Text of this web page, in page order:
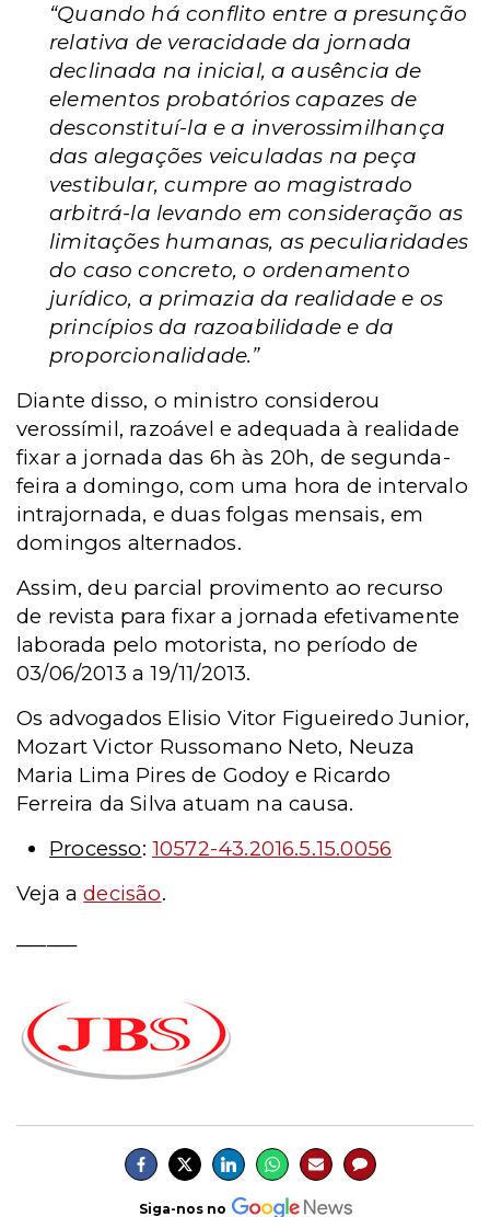
“Quando há conflito entre a presunção
relativa de veracidade da jornada
declinada na inicial, a ausência de
elementos probatórios capazes de
desconstituí-la e a inverossimilhança
das alegações veiculadas na peça
vestibular, cumpre ao magistrado
arbitrá-la levando em consideração as
limitações humanas, as peculiaridades
do caso concreto, o ordenamento
jurídico, a primazia da realidade e os
princípios da razoabilidade e da
proporcionalidade.”
Diante disso, o ministro considerou
verossímil, razoável e adequada à realidade
fixar a jornada das 6h às 20h, de segunda-
feira a domingo, com uma hora de intervalo
intrajornada, e duas folgas mensais, em
domingos alternados.
Assim, deu parcial provimento ao recurso
de revista para fixar a jornada efetivamente
laborada pelo motorista, no período de
03/06/2013 a 19/11/2013.
Os advogados Elisio Vitor Figueiredo Junior,
Mozart Victor Russomano Neto, Neuza
Maria Lima Pires de Godoy e Ricardo
Ferreira da Silva atuam na causa.
Processo: 10572-43.2016.5.15.0056
Veja adecisão.
Siga-nos no